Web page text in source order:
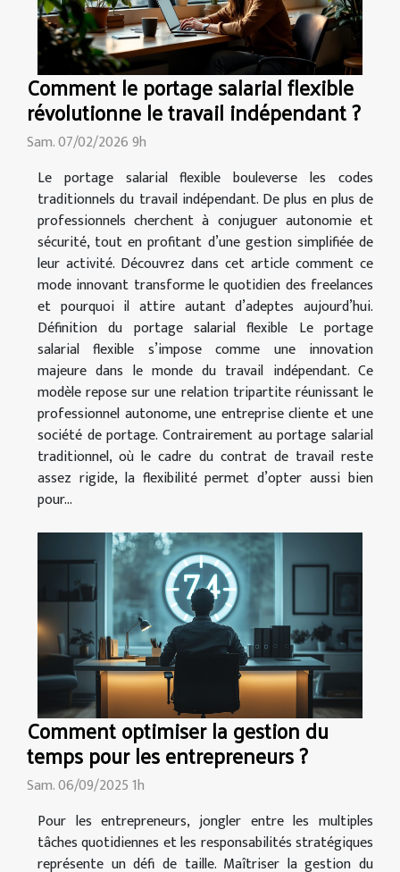
Comment le portage salarial flexible
révolutionne le travail indépendant ?
Sam. 07/02/2026 9h
Le portage salarial flexible bouleverse les codes
traditionnels du travail indépendant. De plus en plus de
professionnels cherchent à conjuguer autonomie et
sécurité, tout en profitant d’une gestion simplifiée de
leur activité. Découvrez dans cet article comment ce
mode innovant transforme le quotidien des freelances
et pourquoi il attire autant d’adeptes aujourd’hui.
Définition du portage salarial flexible Le portage
salarial flexible s’impose comme une innovation
majeure dans le monde du travail indépendant. Ce
modèle repose sur une relation tripartite réunissant le
professionnel autonome, une entreprise cliente et une
société de portage. Contrairement au portage salarial
traditionnel, où le cadre du contrat de travail reste
assez rigide, la flexibilité permet d’opter aussi bien
pour...
Comment optimiser la gestion du
temps pour les entrepreneurs ?
Sam. 06/09/2025 1h
Pour les entrepreneurs, jongler entre les multiples
tâches quotidiennes et les responsabilités stratégiques
représente un défi de taille. Maîtriser la gestion du